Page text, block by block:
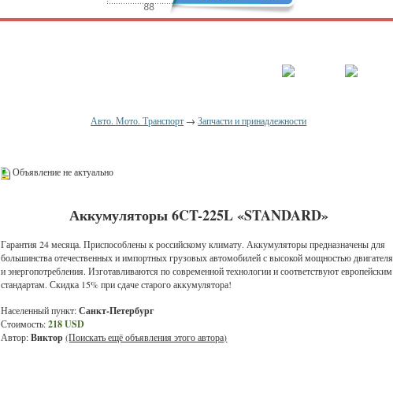
Авто. Мото. Транспорт →Запчасти и принадлежности
Объявление не актуально
Аккумуляторы 6CT-225L «STANDARD»
Гарантия 24 месяца. Приспособлены к российскому климату. Аккумуляторы предназначены для
большинства отечественных и импортных грузовых автомобилей с высокой мощностью двигателя
и энергопотребления. Изготавливаются по современной технологии и соответствуют европейским
стандартам. Скидка 15% при сдаче старого аккумулятора!
Населенный пункт:Санкт-Петербург
Стоимость:218 USD
Автор:Виктор (Поискать ещё объявления этого автора)